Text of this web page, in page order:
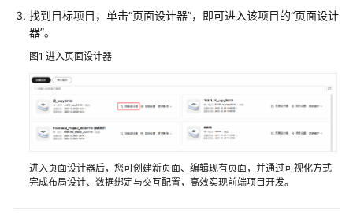
速
入
门
控
台
操
指
南
找到目标项目，单击“页面设计器”，即可进入该项目的“页面设计
器”。
图1 进入页面设计器
进入页面设计器后，您可创建新页面、编辑现有页面，并通过可视化方式
完成布局设计、数据绑定与交互配置，高效实现前端项目开发。